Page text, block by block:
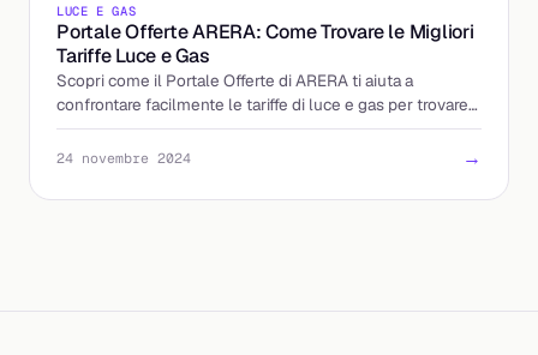
LUCE E GAS
Portale Offerte ARERA: Come Trovare le Migliori
Tariffe Luce e Gas
Scopri come il Portale Offerte di ARERA ti aiuta a
confrontare facilmente le tariffe di luce e gas per trovare
la migliore offerta.
24 novembre 2024 →